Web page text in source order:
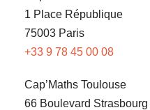
1 Place République
75003 Paris
+33 9 78 45 00 08
Cap’Maths Toulouse
66 Boulevard Strasbourg